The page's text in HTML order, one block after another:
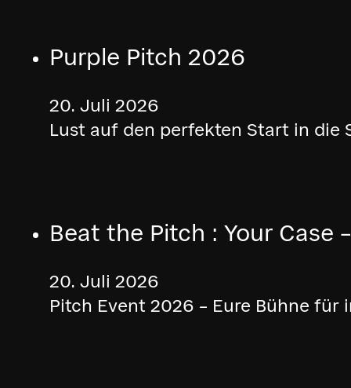
Purple Pitch 2026
20. Juli 2026
Lust auf den perfekten Start in die
Beat the Pitch : Your Case
20. Juli 2026
Pitch Event 2026 – Eure Bühne